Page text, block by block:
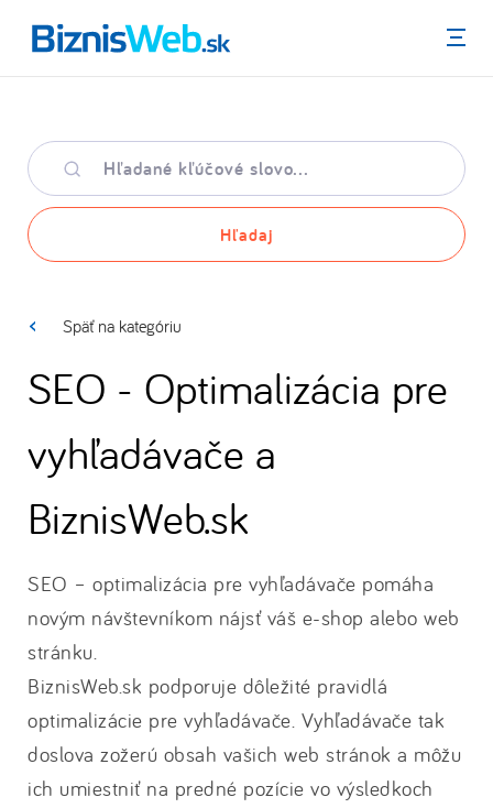
Menu
Hľadané
kľúčové
slovo
Hľadaj
Späť na kategóriu
SEO - Optimalizácia pre
vyhľadávače a
BiznisWeb.sk
SEO – optimalizácia pre vyhľadávače pomáha
novým návštevníkom nájsť váš e-shop alebo web
stránku.
BiznisWeb.sk podporuje dôležité pravidlá
optimalizácie pre vyhľadávače. Vyhľadávače tak
doslova zožerú obsah vašich web stránok a môžu
ich umiestniť na predné pozície vo výsledkoch